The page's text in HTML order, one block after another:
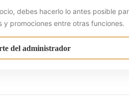
debes hacerlo lo antes posible
promociones entre otras funciones.
del administrador